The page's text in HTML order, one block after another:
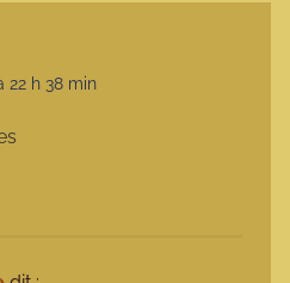
22 h 38 min